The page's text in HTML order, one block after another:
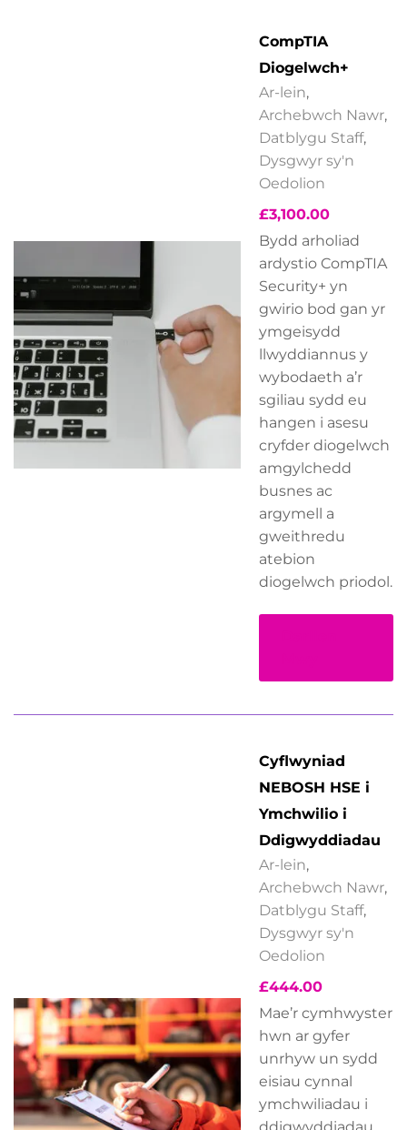
CompTIA
Diogelwch+
Ar-lein,
Archebwch Nawr,
Datblygu Staff,
Dysgwyr sy'n
Oedolion
£3,100.00
Bydd arholiad
ardystio CompTIA
Security+ yn
gwirio bod gan yr
ymgeisydd
llwyddiannus y
wybodaeth a’r
sgiliau sydd eu
hangen i asesu
cryfder diogelwch
amgylchedd
busnes ac
argymell a
gweithredu
atebion
diogelwch priodol.
Cyflwyniad
NEBOSH HSE i
Ymchwilio i
Ddigwyddiadau
Ar-lein,
Archebwch Nawr,
Datblygu Staff,
Dysgwyr sy'n
Oedolion
£444.00
Mae’r cymhwyster
hwn ar gyfer
unrhyw un sydd
eisiau cynnal
ymchwiliadau i